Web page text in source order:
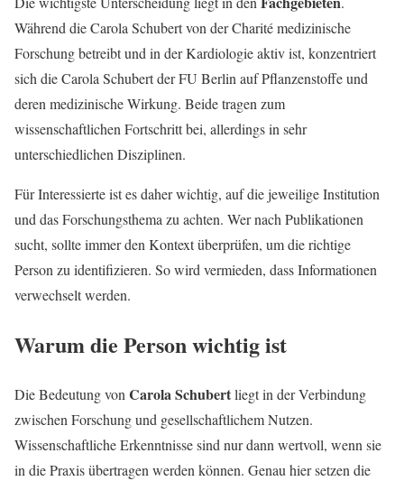
Während die Carola Schubert von der Charité medizinische
Forschung betreibt und in der Kardiologie aktiv ist, konzentriert
sich die Carola Schubert der FU Berlin auf Pflanzenstoffe und
deren medizinische Wirkung. Beide tragen zum
wissenschaftlichen Fortschritt bei, allerdings in sehr
unterschiedlichen Disziplinen.
Für Interessierte ist es daher wichtig, auf die jeweilige Institution
und das Forschungsthema zu achten. Wer nach Publikationen
sucht, sollte immer den Kontext überprüfen, um die richtige
Person zu identifizieren. So wird vermieden, dass Informationen
verwechselt werden.
Warum die Person wichtig ist
Die Bedeutung von Carola Schubertliegt in der Verbindung
zwischen Forschung und gesellschaftlichem Nutzen.
Wissenschaftliche Erkenntnisse sind nur dann wertvoll, wenn sie
in die Praxis übertragen werden können. Genau hier setzen die